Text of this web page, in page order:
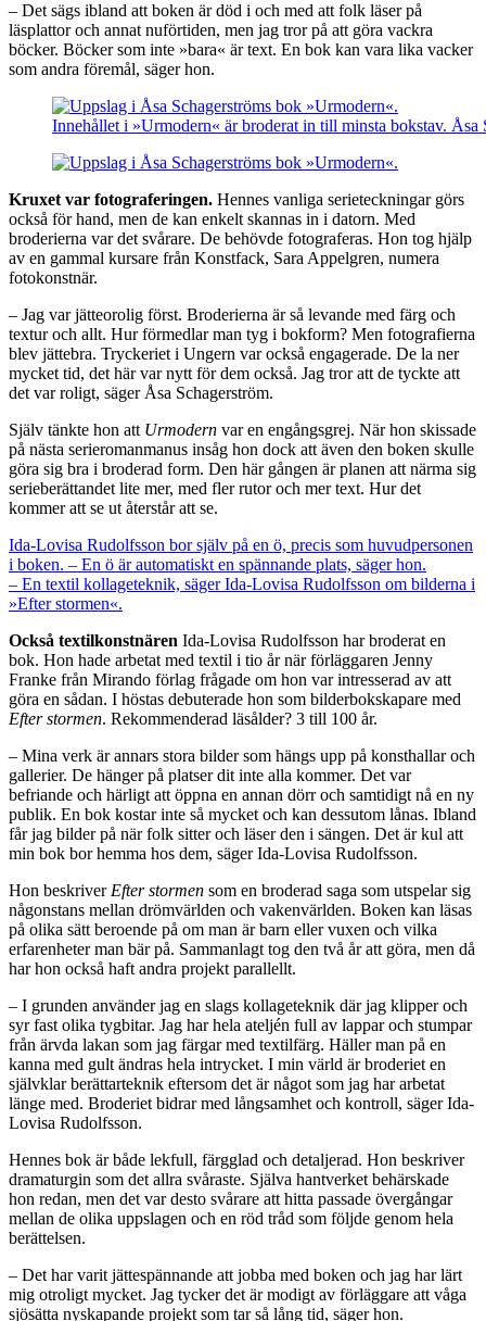
– Det sägs ibland att boken är död i och med att folk läser på
läsplattor och annat nuförtiden, men jag tror på att göra vackra
böcker. Böcker som inte »bara« är text. En bok kan vara lika vacker
som andra föremål, säger hon.
Innehållet i »Urmodern« är broderat in till minsta bokstav. Åsa
Kruxet var fotograferingen. Hennes vanliga serieteckningar görs
också för hand, men de kan enkelt skannas in i datorn. Med
broderierna var det svårare. De behövde fotograferas. Hon tog hjälp
av en gammal kursare från Konstfack, Sara Appelgren, numera
fotokonstnär.
– Jag var jätteorolig först. Broderierna är så levande med färg och
textur och allt. Hur förmedlar man tyg i bokform? Men fotografierna
blev jättebra. Tryckeriet i Ungern var också engagerade. De la ner
mycket tid, det här var nytt för dem också. Jag tror att de tyckte att
det var roligt, säger Åsa Schagerström.
Själv tänkte hon att Urmodern var en engångsgrej. När hon skissade
på nästa serieromanmanus insåg hon dock att även den boken skulle
göra sig bra i broderad form. Den här gången är planen att närma sig
serieberättandet lite mer, med fler rutor och mer text. Hur det
kommer att se ut återstår att se.
Ida-Lovisa Rudolfsson bor själv på en ö, precis som huvudpersonen
i boken. – En ö är automatiskt en spännande plats, säger hon.
– En textil kollageteknik, säger Ida-Lovisa Rudolfsson om bilderna i
»Efter stormen«.
Också textilkonstnären Ida-Lovisa Rudolfsson har broderat en
bok. Hon hade arbetat med textil i tio år när förläggaren Jenny
Franke från Mirando förlag frågade om hon var intresserad av att
göra en sådan. I höstas debuterade hon som bilderbokskapare med
Efter stormen. Rekommenderad läsålder? 3 till 100 år.
– Mina verk är annars stora bilder som hängs upp på konsthallar och
gallerier. De hänger på platser dit inte alla kommer. Det var
befriande och härligt att öppna en annan dörr och samtidigt nå en ny
publik. En bok kostar inte så mycket och kan dessutom lånas. Ibland
får jag bilder på när folk sitter och läser den i sängen. Det är kul att
min bok bor hemma hos dem, säger Ida-Lovisa Rudolfsson.
Hon beskriverEfter stormen som en broderad saga som utspelar sig
någonstans mellan drömvärlden och vakenvärlden. Boken kan läsas
på olika sätt beroende på om man är barn eller vuxen och vilka
erfarenheter man bär på. Sammanlagt tog den två år att göra, men då
har hon också haft andra projekt parallellt.
– I grunden använder jag en slags kollageteknik där jag klipper och
syr fast olika tygbitar. Jag har hela ateljén full av lappar och stumpar
från ärvda lakan som jag färgar med textilfärg. Häller man på en
kanna med gult ändras hela intrycket. I min värld är broderiet en
självklar berättarteknik eftersom det är något som jag har arbetat
länge med. Broderiet bidrar med långsamhet och kontroll, säger Ida-
Lovisa Rudolfsson.
Hennes bok är både lekfull, färgglad och detaljerad. Hon beskriver
dramaturgin som det allra svåraste. Själva hantverket behärskade
hon redan, men det var desto svårare att hitta passade övergångar
mellan de olika uppslagen och en röd tråd som följde genom hela
berättelsen.
– Det har varit jättespännande att jobba med boken och jag har lärt
mig otroligt mycket. Jag tycker det är modigt av förläggare att våga
sjösätta nyskapande projekt som tar så lång tid, säger hon.